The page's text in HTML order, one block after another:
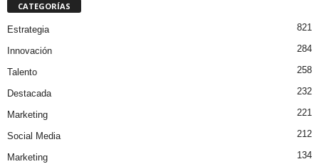
CATEGORÍAS
Estrategia 821
Innovación 284
Talento 258
Destacada 232
Marketing 221
Social Media 212
Marketing 134